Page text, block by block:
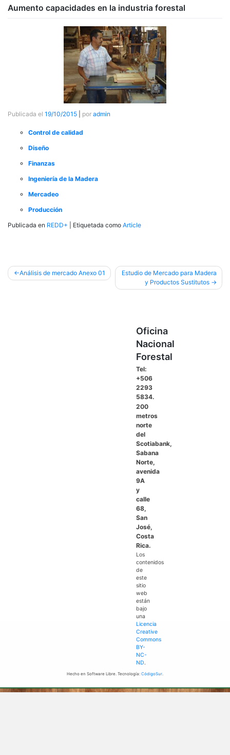
Aumento capacidades en la industria forestal
Publicada el 19/10/2015 por admin
Control de calidad
Diseño
Finanzas
Ingeniería de la Madera
Mercadeo
Producción
Publicada en REDD+ Etiquetada como Article
Navegación
Análisis de mercado Anexo 01
Estudio de Mercado para Madera
y Productos Sustitutos
Oficina
Nacional
Forestal
Tel:
+506
2293
5834.
200
metros
norte
del
Scotiabank,
Sabana
Norte,
avenida
9A
y
calle
68,
San
José,
Costa
Rica.
Los
contenidos
de
este
sitio
web
están
bajo
una
Licencia
Creative
Commons
BY-
NC-
ND.
Hecho en Software Libre. Tecnología: CódigoSur